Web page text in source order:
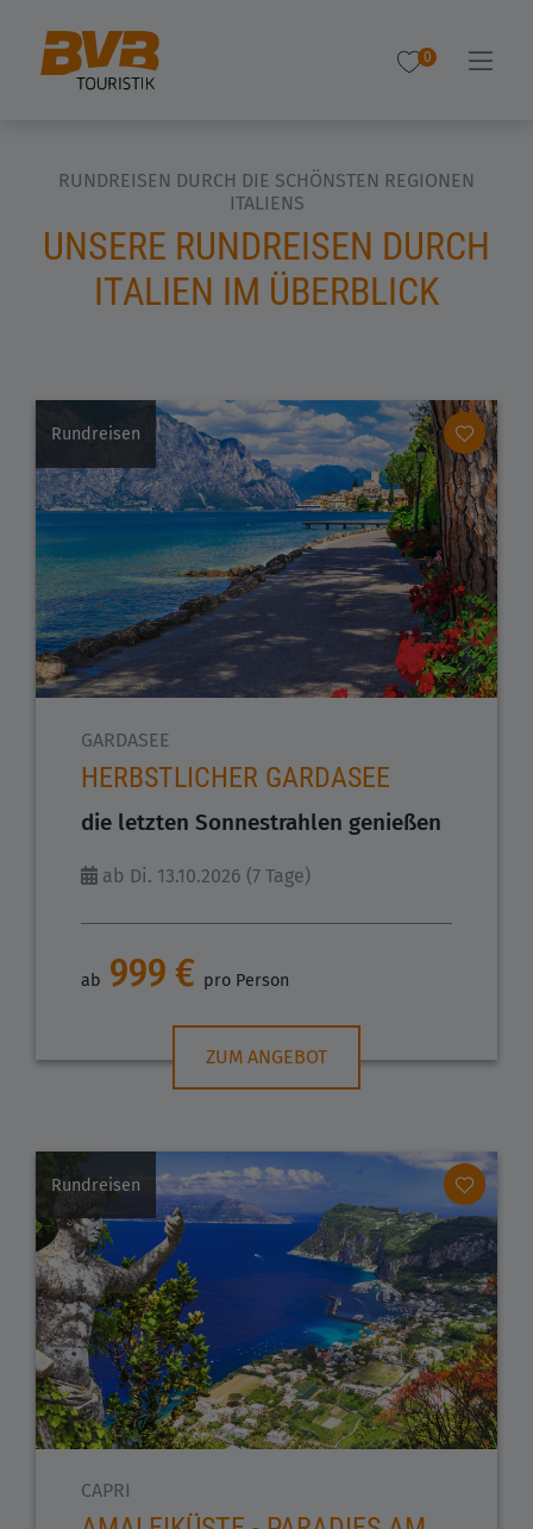
0
RUNDREISEN DURCH DIE SCHÖNSTEN REGIONEN
ITALIENS
UNSERE RUNDREISEN DURCH
ITALIEN IM ÜBERBLICK
Rundreisen
GARDASEE
HERBSTLICHER GARDASEE
die letzten Sonnestrahlen genießen
ab Di. 13.10.2026 (7 Tage)
ab 999 € pro Person
ZUM ANGEBOT
Rundreisen
CAPRI